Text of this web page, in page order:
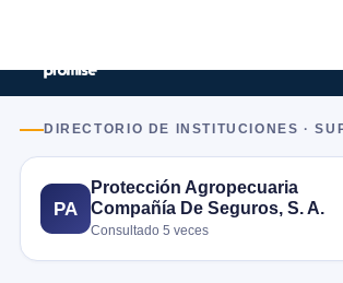
DIRECTORIO DE INSTITUCIONES ·
PA
Protección Agropecuaria
Compañía De Seguros, S. A.
Consultado 5 veces